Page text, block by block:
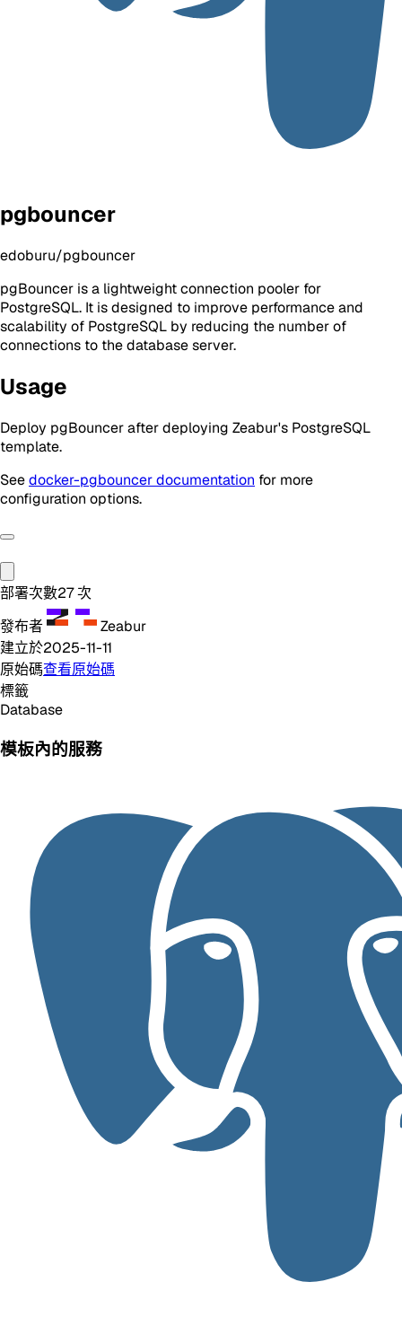
pgbouncer
edoburu/pgbouncer
pgBouncer is a lightweight connection pooler for
PostgreSQL. It is designed to improve performance and
scalability of PostgreSQL by reducing the number of
connections to the database server.
Usage
Deploy pgBouncer after deploying Zeabur's PostgreSQL
template.
Seedocker-pgbouncer documentation for more
configuration options.
部署次數27次
發布者
Zeabur
建立於2025-11-11
原始碼查看原始碼
標籤
Database
模板內的服務